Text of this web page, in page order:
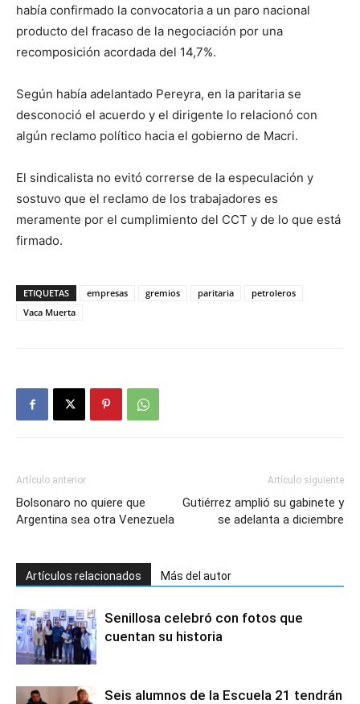
había confirmado la convocatoria a un paro nacional
producto del fracaso de la negociación por una
recomposición acordada del 14,7%.
Según había adelantado Pereyra, en la paritaria se
desconoció el acuerdo y el dirigente lo relacionó con
algún reclamo político hacia el gobierno de Macri.
El sindicalista no evitó correrse de la especulación y
sostuvo que el reclamo de los trabajadores es
meramente por el cumplimiento del CCT y de lo que está
firmado.
ETIQUETAS empresas gremios paritaria
petroleros
Vaca Muerta
Artículo anterior
Bolsonaro no quiere que
Argentina sea otra Venezuela
Artículo siguiente
Gutiérrez amplió su gabinete y
se adelanta a diciembre
Artículos relacionados Más del autor
Senillosa celebró con fotos que
cuentan su historia
Seis alumnos de la Escuela 21 tendrán